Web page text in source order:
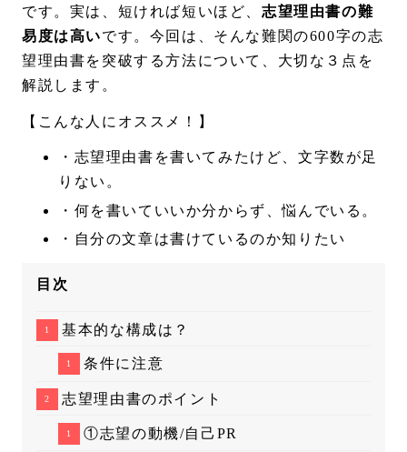
です。実は、短ければ短いほど、 志望理由書の難
易度は高いです。今回は、そんな難関の600字の志
望理由書を突破する方法について、大切な３点を
解説します。
【こんな人にオススメ！】
・志望理由書を書いてみたけど、文字数が足
りない。
・何を書いていいか分からず、悩んでいる。
・自分の文章は書けているのか知りたい
目次
基本的な構成は？
条件に注意
志望理由書のポイント
①志望の動機/自己PR